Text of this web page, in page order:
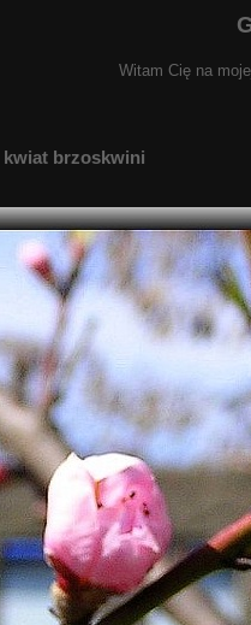
Witam Cię na
kwiat brzoskwini